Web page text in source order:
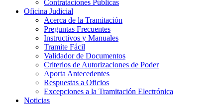
Contrataciones Públicas
Oficina Judicial
Acerca de la Tramitación
Preguntas Frecuentes
Instructivos y Manuales
Tramite Fácil
Validador de Documentos
Criterios de Autorizaciones de Poder
Aporta Antecedentes
Respuestas a Oficios
Excepciones a la Tramitación Electrónica
Noticias